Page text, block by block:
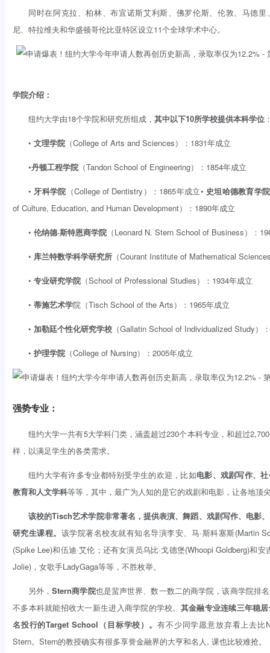
同时在阿克拉、柏林、布宜诺斯艾利斯、佛罗伦斯、伦敦、马德
尼、特拉维夫和华盛顿哥伦比亚特区设立11个全球学术中心。
学院介绍：
纽约大学由18个学院和研究所组成， 其中以下10所学校提供本科学位
• 文理学院（College of Arts and Sciences）：1831年成立
•丹顿工程学院（Tandon School of Engineering）：1854年成立
•牙科学院 （College of Dentistry）：1865年成立• 史坦哈德教育学院
of Culture, Education, and Human Development）：1890年成立
• 伦纳德·斯特恩商学院（Leonard N. Stern School of Business）：
• 库兰特数学科学研究所（Courant Institute of Mathematical
• 专业研究学院（School of Professional Studies）：1934年成立
• 蒂施艺术学院（Tisch School of the Arts）：1965年成立
• 加勒廷个性化研究学校（Gallatin School of Individualized Study）
• 护理学院（College of Nursing）：2005年成立
强势专业：
纽约大学一共有5大学科门类，涵盖超过230个本科专业，和超过
样，以满足学生的各类需求。
纽约大学有许多专业都特别受学生的欢迎，比如电影、戏剧写作、
教育和人文学科等等，其中，最广为人知的是它的戏剧和电影，让各地顶
该校的Tisch艺术学院非常著名，提供表演、舞蹈、戏剧写作、电影
研究生课程。 该学院著名校友就有知名导演李安、马·斯科塞斯(Martin
(Spike Lee)和伍迪·艾伦；还有女演员乌比·戈德堡(Whoopi Goldberg)和安
Jolie)，女歌手LadyGaga等等，不胜枚举。
另外，Stern商学院也是蜚声世界、数一数二的商学院，该商学院排
不多本科就能招收大一新生进入商学院的学校。 其金融专业连续三年稳
名投行的Target School（目标学校）。 有不少同学愿意放弃看上去比
Stern。Stern的教授确实有很多享誉金融界的大亨和名人, 课也比较难抢。